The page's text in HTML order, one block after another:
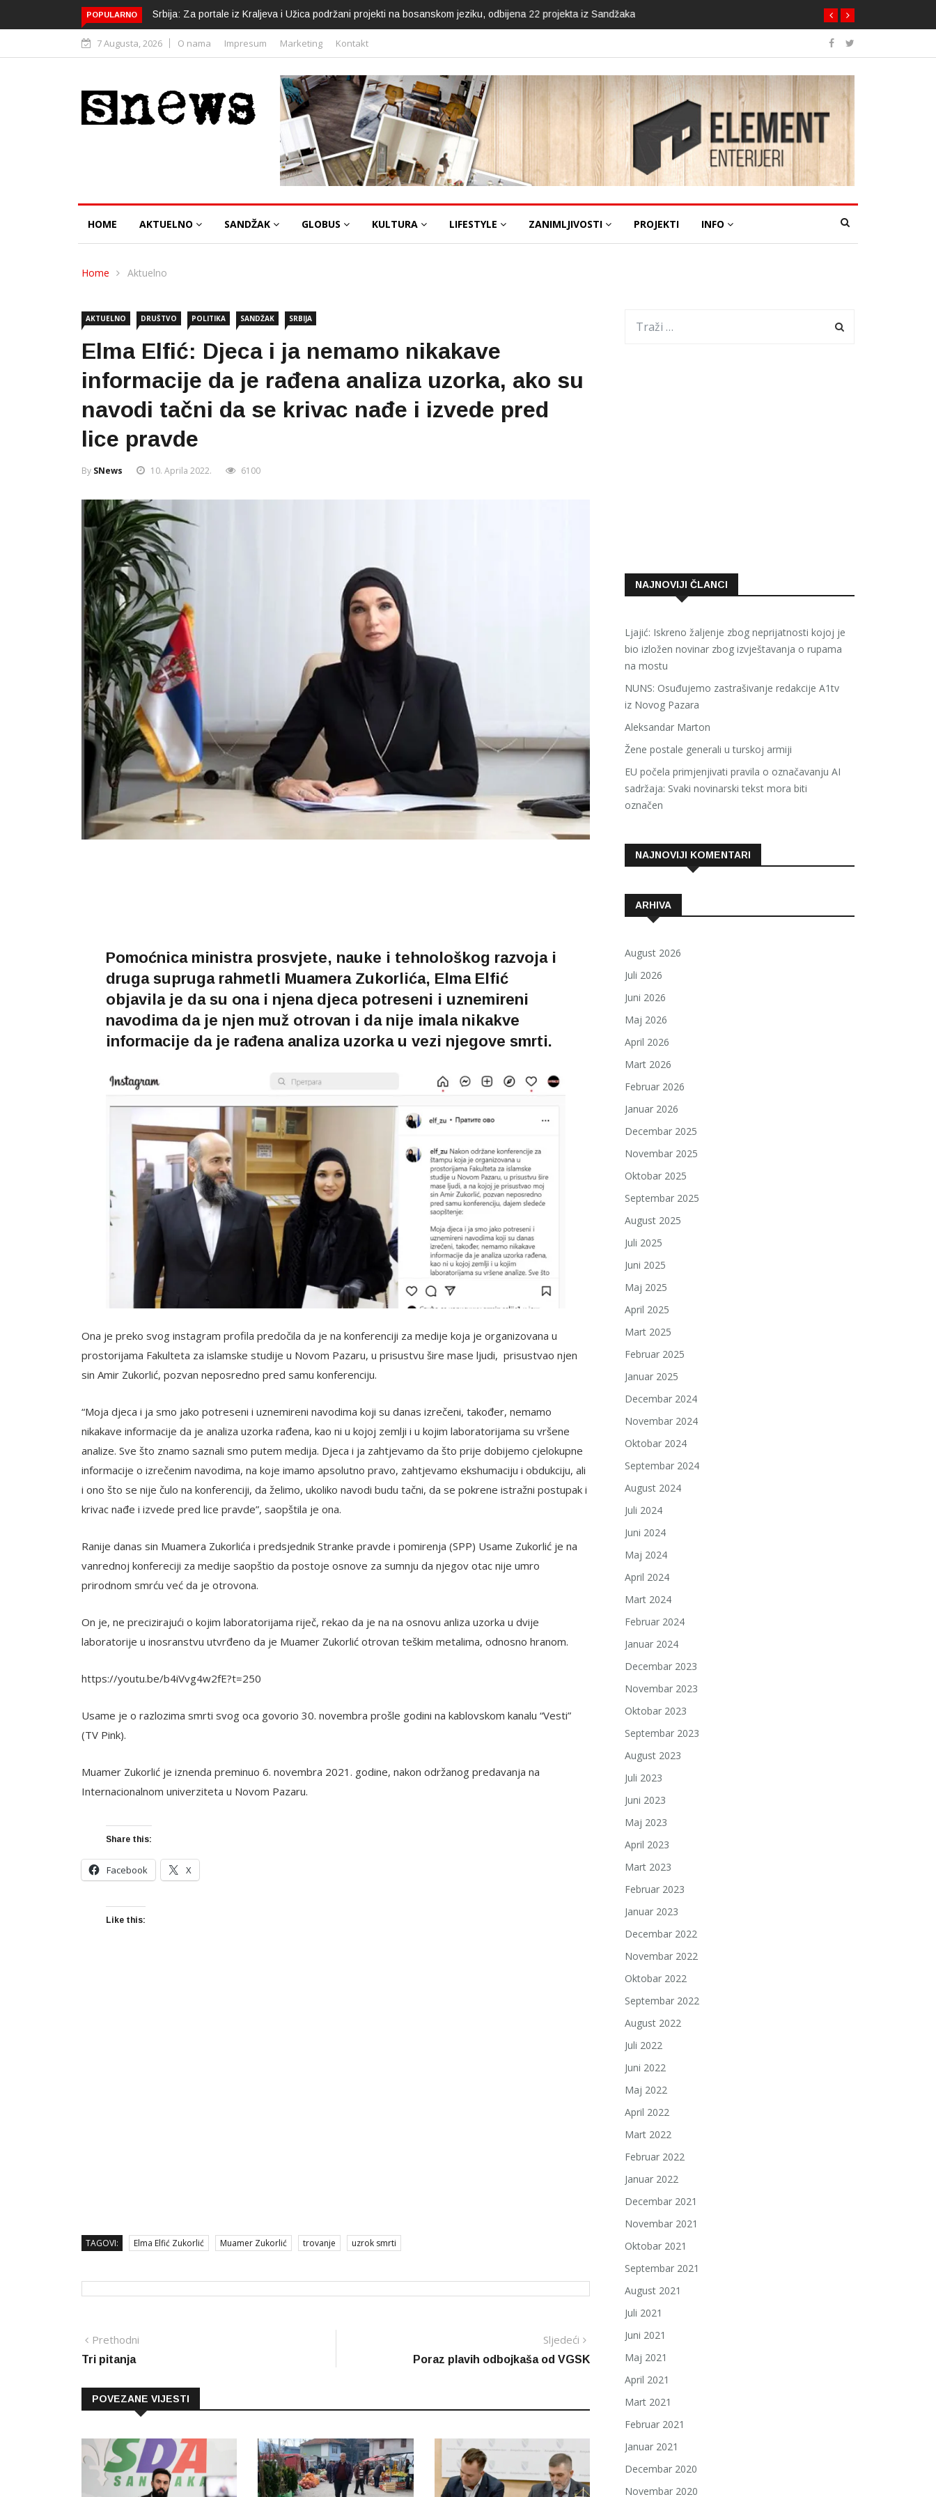
POPULARNO Srbija: Za portale iz Kraljeva i Užica podržani projekti na bosanskom jeziku, odbijena 22 projekta iz Sandžaka
7 Augusta, 2026 O nama Impresum Marketing Kontakt
HOME AKTUELNO SANDŽAK GLOBUS KULTURA LIFESTYLE ZANIMLJIVOSTI PROJEKTI INFO
Home Aktuelno
AKTUELNO DRUŠTVO POLITIKA SANDŽAK SRBIJA
Elma Elfić: Djeca i ja nemamo nikakave
informacije da je rađena analiza uzorka, ako su
navodi tačni da se krivac nađe i izvede pred
lice pravde
By SNews 10. Aprila 2022. 6100
Pomoćnica ministra prosvjete, nauke i tehnološkog razvoja i
druga supruga rahmetli Muamera Zukorlića, Elma Elfić
objavila je da su ona i njena djeca potreseni i uznemireni
navodima da je njen muž otrovan i da nije imala nikakve
informacije da je rađena analiza uzorka u vezi njegove smrti.
Ona je preko svog instagram profila predočila da je na konferenciji za medije koja je organizovana u
prostorijama Fakulteta za islamske studije u Novom Pazaru, u prisustvu šire mase ljudi, prisustvao njen
sin Amir Zukorlić, pozvan neposredno pred samu konferenciju.
“Moja djeca i ja smo jako potreseni i uznemireni navodima koji su danas izrečeni, također, nemamo
nikakave informacije da je analiza uzorka rađena, kao ni u kojoj zemlji i u kojim laboratorijama su vršene
analize. Sve što znamo saznali smo putem medija. Djeca i ja zahtjevamo da što prije dobijemo cjelokupne
informacije o izrečenim navodima, na koje imamo apsolutno pravo, zahtjevamo ekshumaciju i obdukciju, ali
i ono što se nije čulo na konferenciji, da želimo, ukoliko navodi budu tačni, da se pokrene istražni postupak i
krivac nađe i izvede pred lice pravde”, saopštila je ona.
Ranije danas sin Muamera Zukorlića i predsjednik Stranke pravde i pomirenja (SPP) Usame Zukorlić je na
vanrednoj konfereciji za medije saopštio da postoje osnove za sumnju da njegov otac nije umro
prirodnom smrću već da je otrovona.
On je, ne precizirajući o kojim laboratorijama riječ, rekao da je na na osnovu anliza uzorka u dvije
laboratorije u inosranstvu utvrđeno da je Muamer Zukorlić otrovan teškim metalima, odnosno hranom.
https://youtu.be/b4iVvg4w2fE?t=250
Usame je o razlozima smrti svog oca govorio 30. novembra prošle godini na kablovskom kanalu “Vesti”
(TV Pink).
Muamer Zukorlić je iznenda preminuo 6. novembra 2021. godine, nakon održanog predavanja na
Internacionalnom univerziteta u Novom Pazaru.
Share this:
Facebook X
Like this:
TAGOVI: Elma Elfić Zukorlić Muamer Zukorlić trovanje uzrok smrti
Navigacija
članaka
Prethodni
Tri pitanja
Sljedeći
Sljedeća
vijest
Poraz plavih odbojkaša od VGSK
POVEZANE VIJESTI
NAJNOVIJI ČLANCI
Ljajić: Iskreno žaljenje zbog neprijatnosti kojoj je
bio izložen novinar zbog izvještavanja o rupama
na mostu
NUNS: Osuđujemo zastrašivanje redakcije A1tv
iz Novog Pazara
Aleksandar Marton
Žene postale generali u turskoj armiji
EU počela primjenjivati pravila o označavanju AI
sadržaja: Svaki novinarski tekst mora biti
označen
NAJNOVIJI KOMENTARI
ARHIVA
August 2026
Juli 2026
Juni 2026
Maj 2026
April 2026
Mart 2026
Februar 2026
Januar 2026
Decembar 2025
Novembar 2025
Oktobar 2025
Septembar 2025
August 2025
Juli 2025
Juni 2025
Maj 2025
April 2025
Mart 2025
Februar 2025
Januar 2025
Decembar 2024
Novembar 2024
Oktobar 2024
Septembar 2024
August 2024
Juli 2024
Juni 2024
Maj 2024
April 2024
Mart 2024
Februar 2024
Januar 2024
Decembar 2023
Novembar 2023
Oktobar 2023
Septembar 2023
August 2023
Juli 2023
Juni 2023
Maj 2023
April 2023
Mart 2023
Februar 2023
Januar 2023
Decembar 2022
Novembar 2022
Oktobar 2022
Septembar 2022
August 2022
Juli 2022
Juni 2022
Maj 2022
April 2022
Mart 2022
Februar 2022
Januar 2022
Decembar 2021
Novembar 2021
Oktobar 2021
Septembar 2021
August 2021
Juli 2021
Juni 2021
Maj 2021
April 2021
Mart 2021
Februar 2021
Januar 2021
Decembar 2020
Novembar 2020